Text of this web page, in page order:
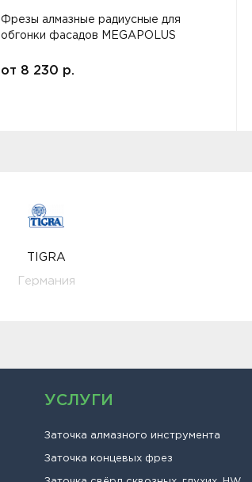
Фрезы алмазные радиусные для
обгонки фасадов MEGAPOLUS
от 8 230 р.
TIGRA
Германия
УСЛУГИ
Заточка алмазного инструмента
Заточка концевых фрез